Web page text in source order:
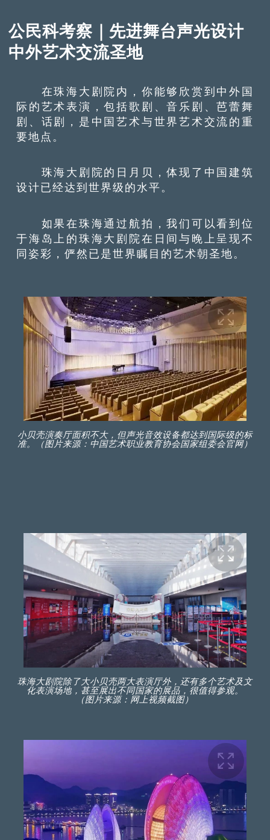
公民科考察｜先进舞台声光设计
中外艺术交流圣地
在珠海大剧院内，你能够欣赏到中外国
际的艺术表演，包括歌剧、音乐剧、芭蕾舞
剧、话剧，是中国艺术与世界艺术交流的重
要地点。
珠海大剧院的日月贝，体现了中国建筑
设计已经达到世界级的水平。
如果在珠海通过航拍，我们可以看到位
于海岛上的珠海大剧院在日间与晚上呈现不
同姿彩，俨然已是世界瞩目的艺术朝圣地。
小贝壳演奏厅面积不大，但声光音效设备都达到国际级的标
准。（图片来源：中国艺术职业教育协会国家组委会官网）
珠海大剧院除了大小贝壳两大表演厅外，还有多个艺术及文
化表演场地，甚至展出不同国家的展品，很值得参观。
（图片来源：网上视频截图）